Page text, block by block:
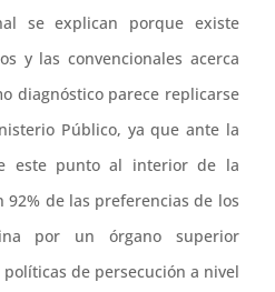
se explican porque existe
y las convencionales acerca
diagnóstico parece replicarse
Público, ya que ante la
este punto al interior de la
92% de las preferencias de los
por un órgano superior
de persecución a nivel